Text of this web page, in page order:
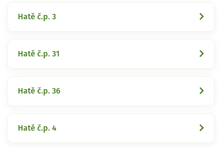
Hatě č.p. 3
Hatě č.p. 31
Hatě č.p. 36
Hatě č.p. 4